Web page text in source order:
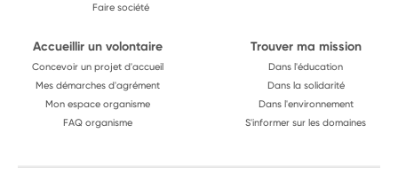
Faire société
Accueillir un volontaire
Concevoir un projet d'accueil
Mes démarches d'agrément
Mon espace organisme
FAQ organisme
Trouver ma mission
Dans l'éducation
Dans la solidarité
Dans l'environnement
S'informer sur les domaines